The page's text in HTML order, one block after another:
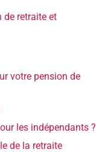
de retraite et
votre pension de
les indépendants ?
de la retraite